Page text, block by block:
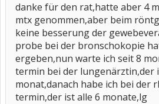
danke für den rat,hatte aber 4
mtx genommen,aber beim
keine besserung der
probe bei der bronschokopie
ergeben,nun warte ich seit 8
termin bei der lungenärztin,der
monat,danach habe ich bei der
termin,der ist alle 6 monate,lg